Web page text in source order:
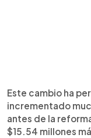
Este cambio ha
incrementado
antes de la
$15.54 millones